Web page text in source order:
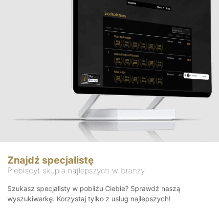
Znajdź specjalistę
Plebiscyt skupia najlepszych w branży
Szukasz specjalisty w pobliżu Ciebie? Sprawdź naszą
wyszukiwarkę. Korzystaj tylko z usług najlepszych!